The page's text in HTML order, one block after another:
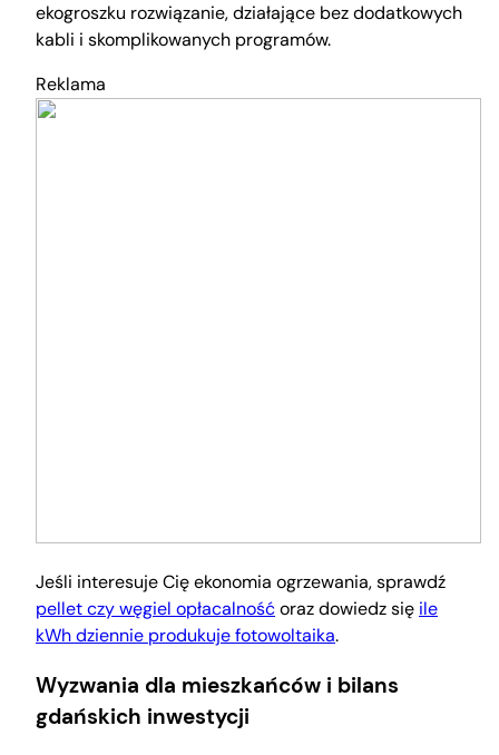
ekogroszku rozwiązanie, działające bez dodatkowych
kabli i skomplikowanych programów.
Reklama
Jeśli interesuje Cię ekonomia ogrzewania, sprawdź
pellet czy węgiel opłacalnośćoraz dowiedz się ile
kWh dziennie produkuje fotowoltaika.
Wyzwania dla mieszkańców i bilans
gdańskich inwestycji